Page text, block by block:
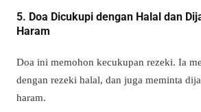
5. Doa Dicukupi dengan Halal dan
Haram
Doa ini memohon kecukupan rezeki. Ia
dengan rezeki halal, dan juga meminta
haram.